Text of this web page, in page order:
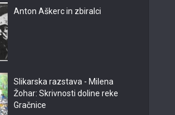
Anton Aškerc in zbiralci
Slikarska razstava - Milena
Žohar: Skrivnosti doline reke
Gračnice